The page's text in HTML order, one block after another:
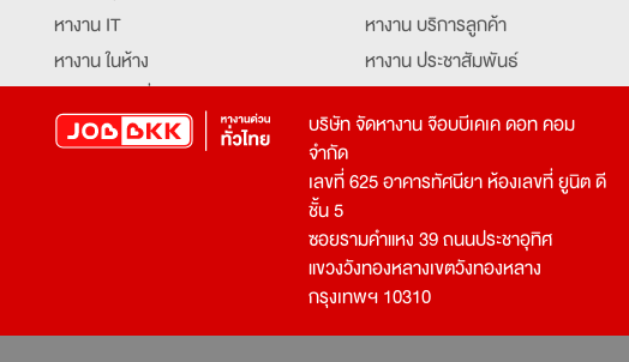
หางาน IT
หางาน ในห้าง
หางาน ท่องเที่ยว
หางาน จัดซื้อ
หางาน เจ้าหน้าที่รักษาความปลอดภัย
หางาน บริการลูกค้า
หางาน ประชาสัมพันธ์
หางาน รับโทรศัพท์
หางาน ประสานงาน
หางาน จองตั๋ว
หางาน กุ๊ก
หางาน นักศึกษาฝึกงาน
หางาน Mobile Application
Developer
บริษัท จัดหางาน จ๊อบบีเคเค ดอท คอม
จำกัด
เลขที่ 625 อาคารทัศนียา ห้องเลขที่ ยูนิต ดี
ชั้น 5
ซอยรามคำแหง 39 ถนนประชาอุทิศ
แขวงวังทองหลางเขตวังทองหลาง
กรุงเทพฯ 10310